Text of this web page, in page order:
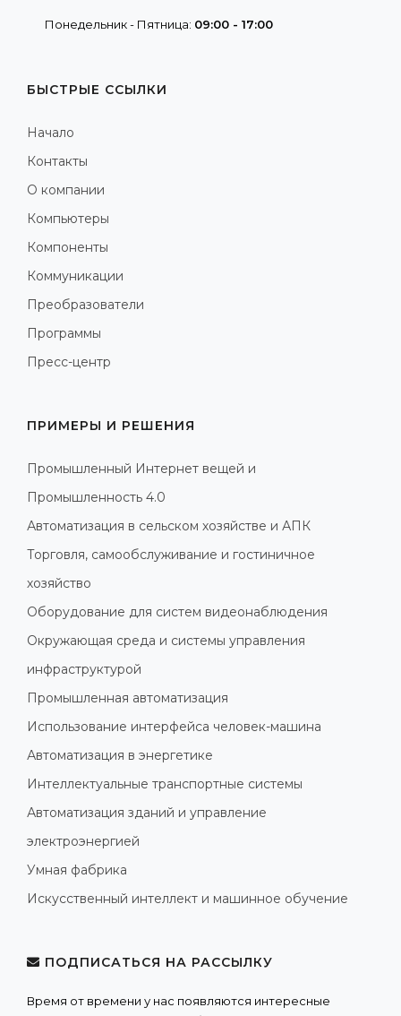
Понедельник - Пятница: 09:00 - 17:00
БЫСТРЫЕ ССЫЛКИ
Начало
Контакты
О компании
Компьютеры
Компоненты
Коммуникации
Преобразователи
Программы
Пресс-центр
ПРИМЕРЫ И РЕШЕНИЯ
Промышленный Интернет вещей и
Промышленность 4.0
Автоматизация в сельском хозяйстве и АПК
Торговля, самообслуживание и гостиничное
хозяйство
Оборудование для систем видеонаблюдения
Окружающая среда и системы управления
инфраструктурой
Промышленная автоматизация
Использование интерфейса человек-машина
Автоматизация в энергетике
Интеллектуальные транспортные системы
Автоматизация зданий и управление
электроэнергией
Умная фабрика
Искусственный интеллект и машинное обучение
ПОДПИСАТЬСЯ НА РАССЫЛКУ
Время от времени у нас появляются интересные